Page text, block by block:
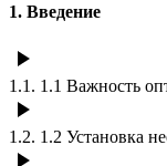
1. Введение
1.1 . 1.1 Важность
1.2. 1.2 Установка